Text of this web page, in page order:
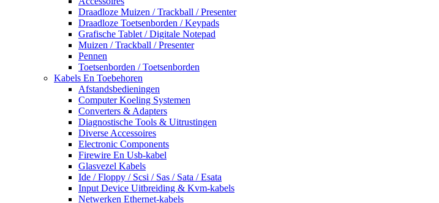
Draadloze Muizen / Trackball / Presenter
Draadloze Toetsenborden / Keypads
Grafische Tablet / Digitale Notepad
Muizen / Trackball / Presenter
Pennen
Toetsenborden / Toetsenborden
Kabels En Toebehoren
Afstandsbedieningen
Computer Koeling Systemen
Converters & Adapters
Diagnostische Tools & Uitrustingen
Diverse Accessoires
Electronic Components
Firewire En Usb-kabel
Glasvezel Kabels
Ide / Floppy / Scsi / Sas / Sata / Esata
Input Device Uitbreiding & Kvm-kabels
Netwerken Ethernet-kabels